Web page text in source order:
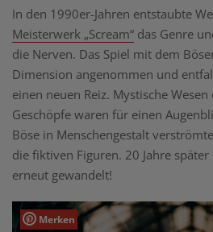
In den 1990er-Jahren entstaubte
Meisterwerk „Scream“ das Genre
die Nerven. Das Spiel mit dem
Dimension angenommen und
einen neuen Reiz. Mystische
Geschöpfe waren für einen
Böse in Menschengestalt
die fiktiven Figuren. 20 Jahre
erneut gewandelt!
Merken